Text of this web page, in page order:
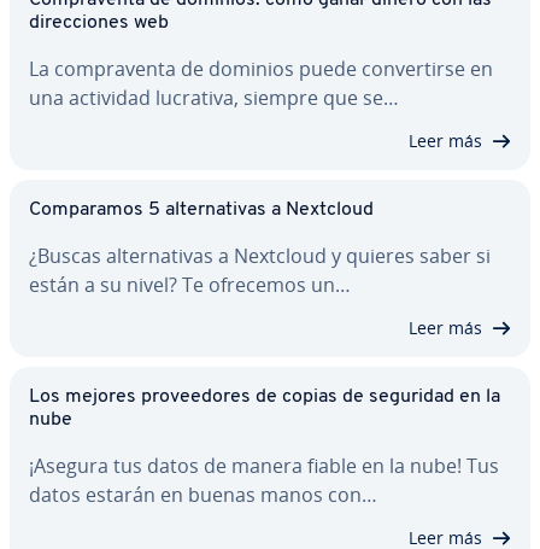
di­re­c­cio­nes web
La co­m­pra­ve­n­ta de dominios puede co­n­ve­r­ti­r­se en
una actividad lucrativa, siempre que se…
Leer más
Co­m­pa­ra­mos 5 al­te­r­na­ti­vas a Nextcloud
¿Buscas al­te­r­na­ti­vas a Nextcloud y quieres saber si
están a su nivel? Te ofrecemos un…
Leer más
Los mejores pro­vee­do­res de copias de seguridad en la
nube
¡Asegura tus datos de manera fiable en la nube! Tus
datos estarán en buenas manos con…
Leer más